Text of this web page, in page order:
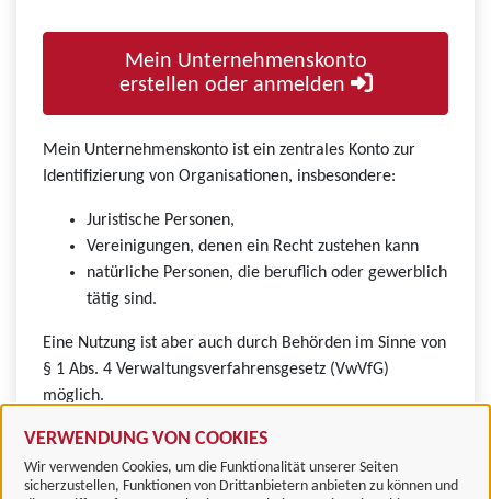
VERWENDUNG VON COOKIES
Wir verwenden Cookies, um die Funktionalität unserer Seiten
sicherzustellen, Funktionen von Drittanbietern anbieten zu können und
Mein Unternehmenskonto
erstellen oder anmelden
Mein Unternehmenskonto ist ein zentrales Konto zur
Identifizierung von Organisationen, insbesondere:
Juristische Personen,
Vereinigungen, denen ein Recht zustehen kann
natürliche Personen, die beruflich oder gewerblich
tätig sind.
Eine Nutzung ist aber auch durch Behörden im Sinne von
§ 1 Abs. 4 Verwaltungsverfahrensgesetz (VwVfG)
möglich.